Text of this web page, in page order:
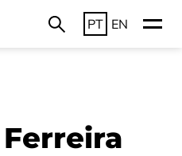
PT EN